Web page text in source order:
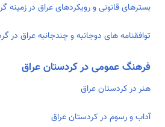
بسترهای قانونی و رویکردهای عراق در زمینه
توافقنامه های دوجانبه و چندجانبه عراق در
فرهنگ عمومی در کردستان عراق
هنر در کردستان عراق
آداب و رسوم در کردستان عراق